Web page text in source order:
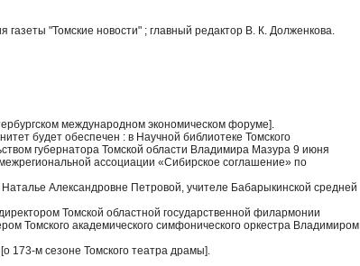
газеты "Томские новости" ; главный редактор В. К. Долженкова.
международном экономическом форуме].
будет обеспечен : в Научной библиотеке Томского
губернатора Томской области Владимира Мазура 9 июня
ассоциации «Сибирское соглашение» по
Наталье Александровне Петровой, учителе Бабарыкинской средней
Томской областной государственной филармонии
Томского академического симфонического оркестра Владимиром
173-м сезоне Томского театра драмы].